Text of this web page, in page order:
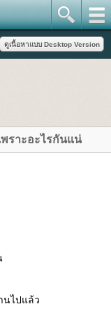
พราะอะไรกันแน่
นไปแล้ว